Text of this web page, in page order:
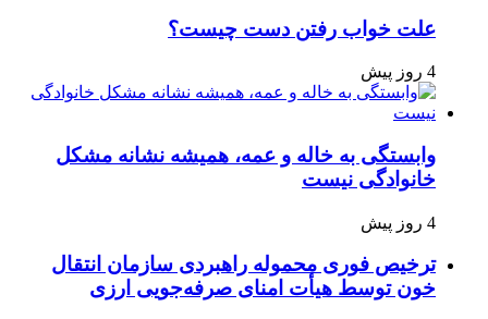
علت خواب رفتن دست چیست؟
4 روز پیش
وابستگی به خاله و عمه، همیشه نشانه مشکل
خانوادگی نیست
4 روز پیش
ترخیص فوری محموله راهبردی سازمان انتقال
خون توسط هیأت امنای صرفه‌جویی ارزی